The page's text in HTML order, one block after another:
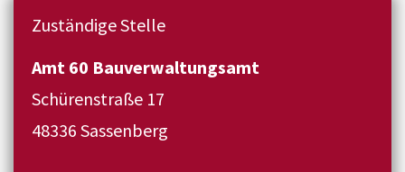
Zuständige Stelle
Amt 60 Bauverwaltungsamt
Schürenstraße 17
48336 Sassenberg